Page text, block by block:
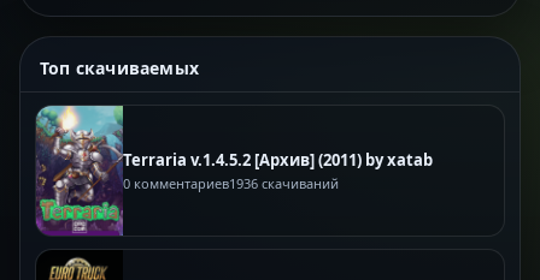
Топ скачиваемых
Terraria v.1.4.5.2 [Архив] (2011) by xatab
0 комментариев1936 скачиваний